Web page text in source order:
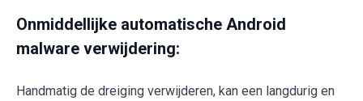
Onmiddellijke automatische Android
malware verwijdering:
Handmatig de dreiging verwijderen, kan een langdurig en